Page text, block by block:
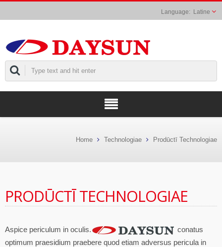
Latine
Home Technologiae Prodūctī Technologiae
PRODŪCTĪ TECHNOLOGIAE
Aspice periculum in oculis.
conatus
optimum praesidium praebere quod etiam adversus pericula in